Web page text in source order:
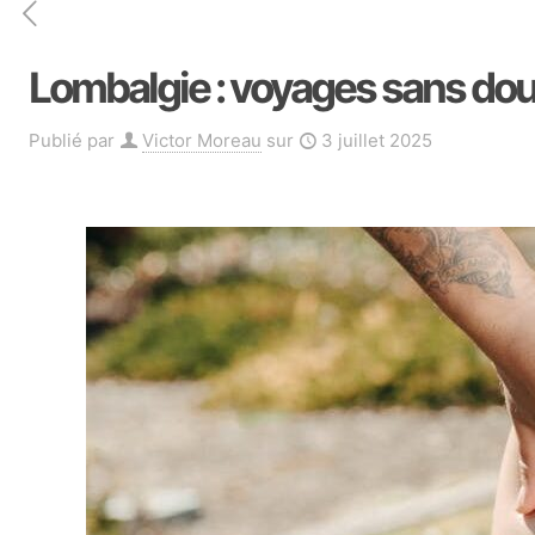
Lombalgie : voyages sans
Publié par Victor Moreau sur 3 juillet 2025